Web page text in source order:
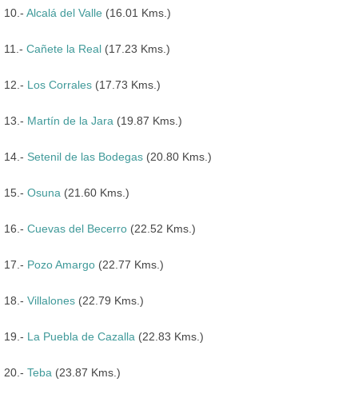
10.- Alcalá del Valle (16.01 Kms.)
11.- Cañete la Real (17.23 Kms.)
12.- Los Corrales (17.73 Kms.)
13.- Martín de la Jara (19.87 Kms.)
14.- Setenil de las Bodegas (20.80 Kms.)
15.- Osuna (21.60 Kms.)
16.- Cuevas del Becerro (22.52 Kms.)
17.- Pozo Amargo (22.77 Kms.)
18.- Villalones (22.79 Kms.)
19.- La Puebla de Cazalla (22.83 Kms.)
20.- Teba (23.87 Kms.)